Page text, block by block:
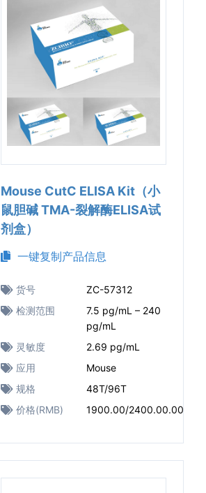
Mouse CutC ELISA Kit（小
鼠胆碱 TMA-裂解酶ELISA试
剂盒）
一键复制产品信息
货号
ZC-57312
检测范围
7.5 pg/mL – 240
pg/mL
灵敏度
2.69 pg/mL
应用
Mouse
规格
48T/96T
价格(RMB)
1900.00/2400.00.00